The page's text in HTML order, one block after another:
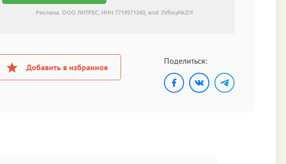
Реклама. ООО ЛИТРЕС, ИНН 7719571260, erid: 2VfnxyNkZrY
Добавить в избранное
Поделиться: